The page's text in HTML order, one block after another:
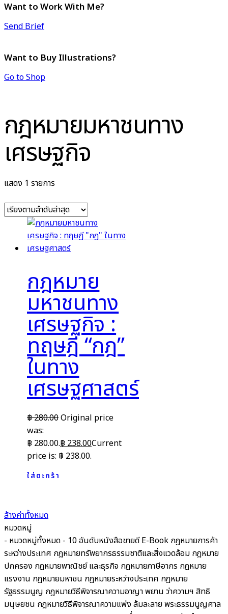
Want to Work With Me?
Send Brief
Want to Buy Illustrations?
Go to Shop
กฎหมายมหาชนทาง
เศรษฐกิจ
แสดง 1 รายการ
กฎหมาย
มหาชนทาง
เศรษฐกิจ :
ทฤษฎี “กฎ”
ในทาง
เศรษฐศาสตร์
฿280.00Original price
was:
฿ 280.00.฿238.00Current
price is: ฿ 238.00.
ใส่ตะกร้า
ล้างค่าทั้งหมด
หมวดหมู่
- หมวดหมู่ทั้งหมด - 10 อันดับหนังสือขายดี E-Book กฎหมายการค้า
ระหว่างประเทศ กฎหมายทรัพยากรธรรมชาติและสิ่งแวดล้อม กฎหมาย
ปกครอง กฎหมายพาณิชย์ และธุรกิจ กฎหมายภาษีอากร กฎหมาย
แรงงาน กฎหมายมหาชน กฎหมายระหว่างประเทศ กฎหมาย
รัฐธรรมนูญ กฎหมายวิธีพิจารณาความอาญา พยาน ว่าความฯ สิทธิ
มนุษยชน กฎหมายวิธีพิจารณาความแพ่ง ล้มละลาย พระธรรมนูญศาล